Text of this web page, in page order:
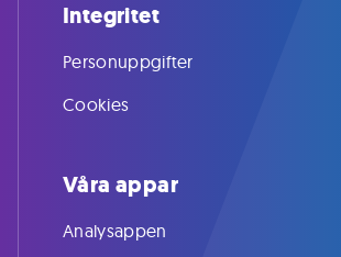
Integritet
Personuppgifter
Cookies
Våra appar
Analysappen